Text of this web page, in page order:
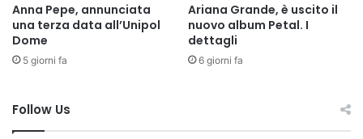
Anna Pepe, annunciata
una terza data all’Unipol
Dome
5 giorni fa
Ariana Grande, è uscito il
nuovo album Petal. I
dettagli
6 giorni fa
Follow Us